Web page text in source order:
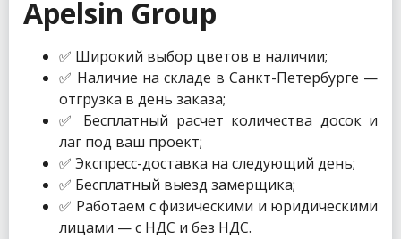
Apelsin Group
✅ Широкий выбор цветов в наличии;
✅ Наличие на складе в Санкт-Петербурге —
отгрузка в день заказа;
✅ Бесплатный расчет количества досок и
лаг под ваш проект;
✅ Экспресс-доставка на следующий день;
✅ Бесплатный выезд замерщика;
✅ Работаем с физическими и юридическими
лицами — с НДС и без НДС.